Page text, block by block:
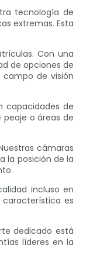
tecnología de
extremas. Esta
Con una
de opciones de
de visión
capacidades de
o áreas de
cámaras
la posición de la
incluso en
es
dedicado está
líderes en la